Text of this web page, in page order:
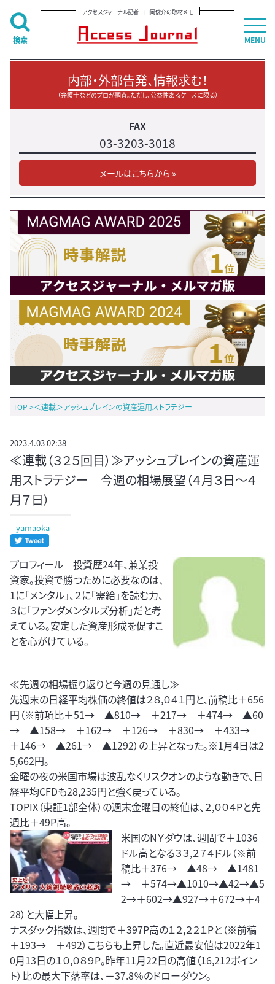
アクセスジャーナル記者 山岡俊介の取材メモ
内部・外部告発、情報求む！
（弁護士などのプロが調査。ただし、公益性あるケースに限る）
FAX
03-3203-3018
メールはこちらから »
TOP >＜連載＞アッシュブレインの資産運用ストラテジー
2023.4.03 02:38
≪連載（３２５回目）≫アッシュブレインの資産運
用ストラテジー 今週の相場展望（４月３日～４
月７日）
yamaoka
プロフィール 投資歴24年、兼業投
資家。投資で勝つために必要なのは、
1に「メンタル」、２に「需給」を読む力、
３に「ファンダメンタルズ分析」だと考
えている。安定した資産形成を促すこ
とを心がけている。
≪先週の相場振り返りと今週の見通し≫
先週末の日経平均株価の終値は２８,０４１円と、前稿比＋656
円（※前項比＋51→ ▲810→ ＋217→ ＋474→ ▲60
→ ▲158→ ＋162→ ＋126→ ＋830→ ＋433→
＋146→ ▲261→ ▲1292）の上昇となった。※1月4日は2
5,662円。
金曜の夜の米国市場は波乱なくリスクオンのような動きで、日
経平均CFDも28,235円と強く戻っている。
TOPIX（東証1部全体）の週末金曜日の終値は、２,００４Pと先
週比＋49P高。
米国のNＹダウは、週間で＋1036
ドル高となる３３,２７４ドル（※前
稿比＋376→ ▲48→ ▲1481
→ ＋574→▲1010→▲42→▲5
2→＋602→▲927→＋672→＋4
28）と大幅上昇。
ナスダック指数は、週間で＋397P高の１２,２２１Pと（※前稿
＋193→ ＋492）こちらも上昇した。直近最安値は2022年1
0月13日の１０,０８９P。昨年11月22日の高値（16,212ポイン
ト）比の最大下落率は、－37.8％のドローダウン。
MENU
検索